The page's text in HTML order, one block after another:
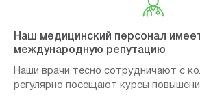
Наш медицинский персонал
международную репутацию
Наши врачи тесно сотрудничают с
регулярно посещают курсы